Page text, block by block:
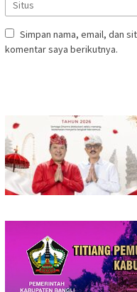
Simpan nama, email, dan
komentar saya berikutnya.